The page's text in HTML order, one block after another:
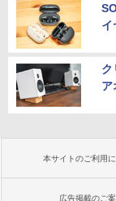
イ
ク
ア
本サイトのご利用
広告掲載のご